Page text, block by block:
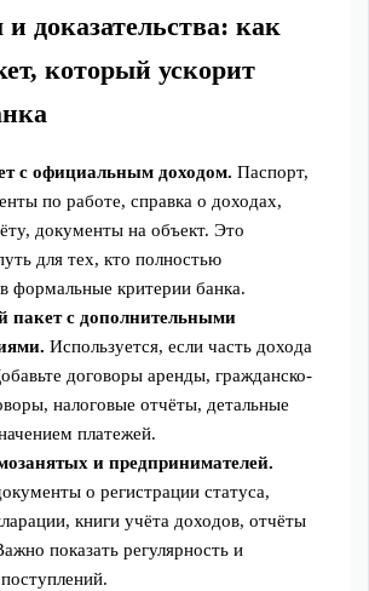
доказательства: как
который ускорит
c официальным доходом. Паспорт,
по работе, справка о доходах,
документы на объект. Это
для тех, кто полностью
формальные критерии банка.
пакет с дополнительными
Используется, если часть дохода
договоры аренды, гражданско-
налоговые отчёты, детальные
платежей.
и предпринимателей.
о регистрации статуса,
книги учёта доходов, отчёты
показать регулярность и